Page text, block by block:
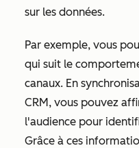
sur les données.
Par exemple, vous
qui suit le
canaux. En
CRM, vous pouvez
l'audience pour
Grâce à ces